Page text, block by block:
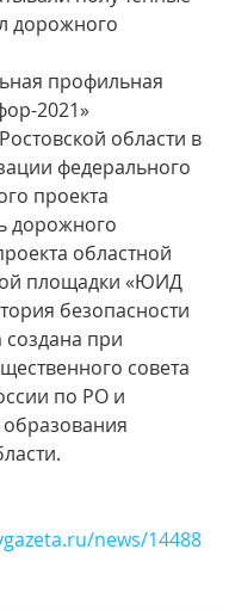
дорожного
профильная
2021»
области в
федерального
проекта
дорожного
областной
площадки «ЮИД
безопасности
при
совета
по РО и
news/14488